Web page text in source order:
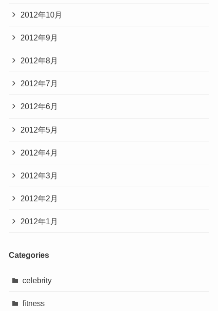
2012年10月
2012年9月
2012年8月
2012年7月
2012年6月
2012年5月
2012年4月
2012年3月
2012年2月
2012年1月
Categories
celebrity
fitness